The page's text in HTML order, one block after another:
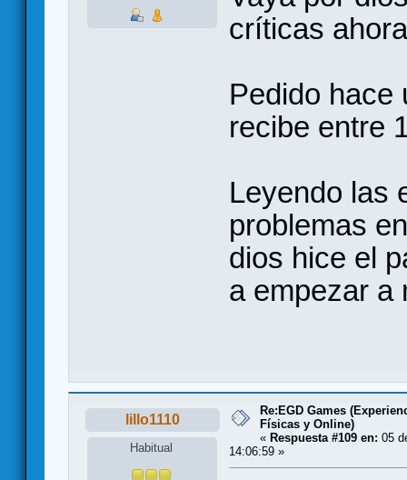
críticas
Pedido hace
recibe entre
Leyendo las
problemas
dios hice el
a empezar a
lillo1110
Habitual
Re:EGD Games
Físicas y Online)
« Respuesta #109 en: 05
14:06:59 »